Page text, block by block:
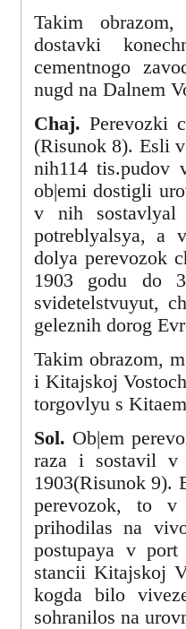
Takim obrazom,
dostavki
cementnogo
nugd na Dalnem
Chaj. Perevozki
(Risunok 8). Esli
nih114 tis.pudov
ob|emi dostigli
v nih sostavlyal
potreblyalsya, a
dolya perevozok
1903 godu do
svidetelstvuyut,
geleznih dorog
Takim obrazom,
i Kitajskoj
torgovlyu s
Sol. Ob|em
raza i sostavil v
1903(Risunok 9).
perevozok, to v
prihodilas na
postupaya v
stancii Kitajskoj
kogda bilo
sohranilos na